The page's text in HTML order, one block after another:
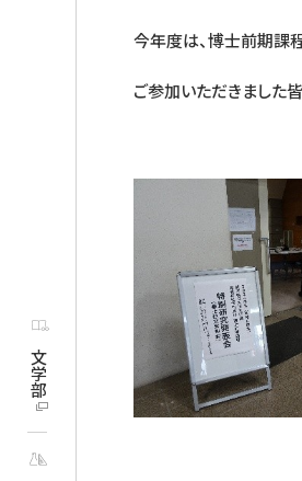
文学部
今年度は、博士前期課
ご参加いただきました